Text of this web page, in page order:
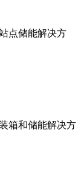
点储能解决方
箱和储能解决方